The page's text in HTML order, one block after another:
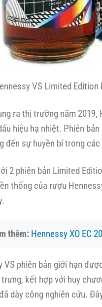
VS Limited Edition
ra thị trường năm
hiệu hạ nhiệt. Phiên
đến sự huyền bí trong
2 phiên bản Limited
thống của rượu
thêm: Hennessy XO EC
VS phiên bản giới hạn
kết hợp với huy
dày công nghiên cứu.